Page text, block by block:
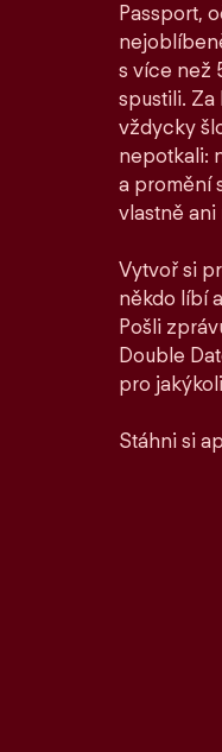
Passport,
s více než
spustili.
vždycky
nepotkali:
a promění
vlastně
Vytvoř si
někdo líbí
Pošli
Double
pro
Stáhni si